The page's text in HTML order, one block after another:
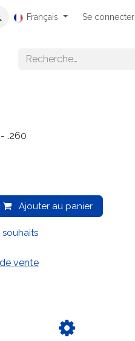
Français Se connecter
.260
Ajouter au panier
vente